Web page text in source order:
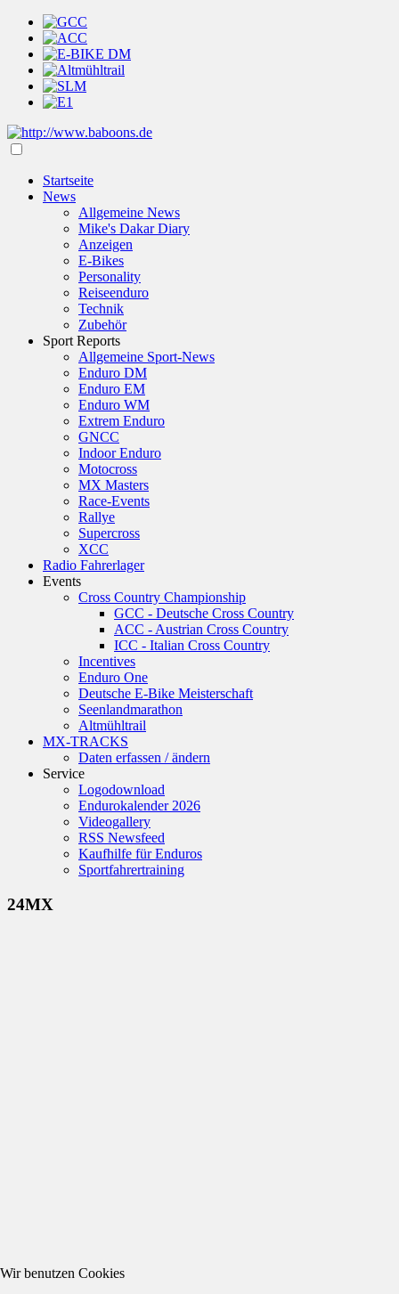
Startseite
News
Allgemeine News
Mike's Dakar Diary
Anzeigen
E-Bikes
Personality
Reiseenduro
Technik
Zubehör
Sport Reports
Allgemeine Sport-News
Enduro DM
Enduro EM
Enduro WM
Extrem Enduro
GNCC
Indoor Enduro
Motocross
MX Masters
Race-Events
Rallye
Supercross
XCC
Radio Fahrerlager
Events
Cross Country Championship
GCC - Deutsche Cross Country
ACC - Austrian Cross Country
ICC - Italian Cross Country
Incentives
Enduro One
Deutsche E-Bike Meisterschaft
Seenlandmarathon
Altmühltrail
MX-TRACKS
Daten erfassen / ändern
Service
Logodownload
Endurokalender 2026
Videogallery
RSS Newsfeed
Kaufhilfe für Enduros
Sportfahrertraining
24MX
Wir benutzen Cookies